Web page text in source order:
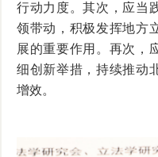
行动力度。其次，应当
领带动，积极发挥地方
展的重要作用。再次，
细创新举措，持续推动
增效。